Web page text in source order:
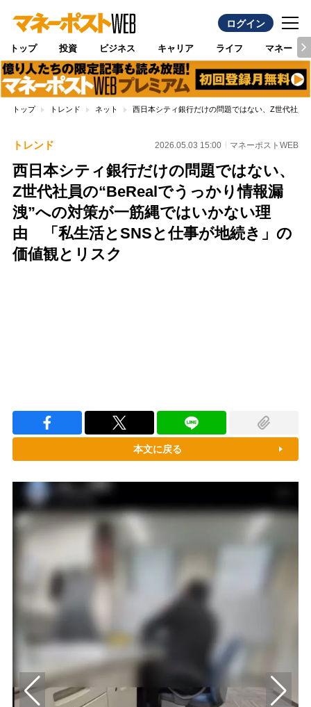
ログイン
トップ 投資 ビジネス キャリア ライフ マネー
トップ トレンド ネット 西日本シティ銀行だけの問題ではない、Z世代社
トレンド 2026.05.03 15:00 マネーポストWEB
西日本シティ銀行だけの問題ではない、
Z世代社員の“BeRealでうっかり情報漏
洩”への対策が一筋縄ではいかない理
由 「私生活とSNSと仕事が地続き」の
価値観とリスク
本文に戻る